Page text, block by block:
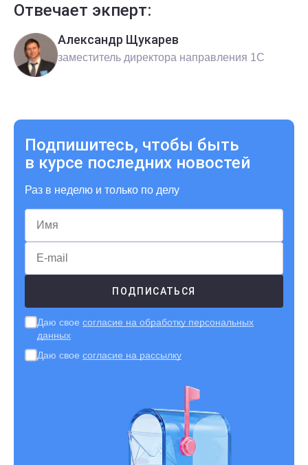
Отвечает экперт:
Александр Щукарев
заместитель директора направления 1С
Подпишитесь, чтобы быть
в курсе последних новостей
Раз в неделю и только по делу
Даю свое согласие на обработку персональных
данных
Даю свое согласие на рассылку